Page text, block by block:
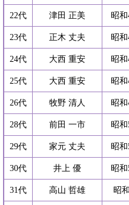
22代 津田 正美 昭
23代 正木 丈夫 昭
24代 大西 重安 昭
25代 大西 重安 昭
26代 牧野 清人 昭
28代 前田 一市 昭
29代 家元 丈夫 昭
30代 井上 優 昭
31代 高山 哲雄 昭